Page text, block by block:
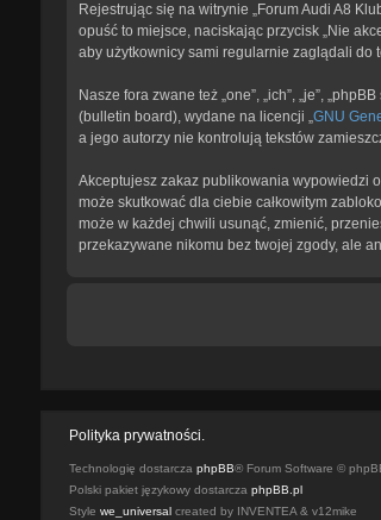
Rejestrując się na witrynie „Forum Audi A8
opuść to miejsce, naciskając przycisk „Nie
aby użytkownicy sami regularnie zaglądali do
Nasze fora zwane też „one”, „ich”, „je”,
(bulletin board), wydane na licencji „GNU
a jego autorzy nie kontrolują tekstów
Akceptujesz zakaz publikowania wypowiedzi
może skutkować dla ciebie całkowitym
może w każdej chwili usunąć, zmienić,
przekazywane nikomu bez twojej zgody, ale
Polityka prywatności.
Technologię dostarcza phpBB® Forum Software ©
Polski pakiet językowy dostarcza phpBB.pl
Style we_universalcreated by INVENTEA & v12mike